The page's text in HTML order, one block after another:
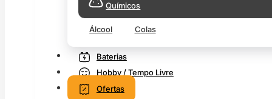
Químicos
Álcool Colas
Baterias
Hobby / Tempo Livre
Ofertas